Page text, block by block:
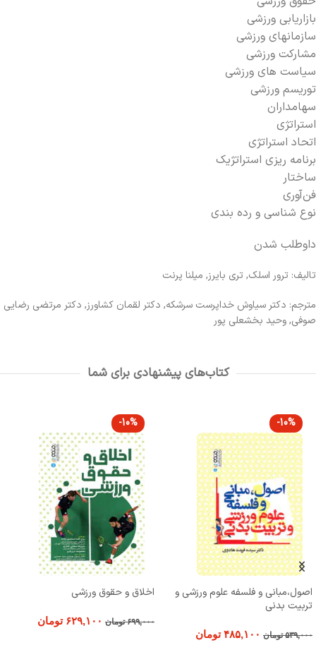
بازاریابی ورزشی
سازمان‏های ورزشی
مشارکت ورزشی
سیاست‏ های ورزشی
توریسم ورزشی
سهامداران
استراتژی
اتحاد استراتژی
برنامه ریزی استراتژیک
ساختار
فن‌آوری
نوع شناسی و رده بندی
داوطلب شدن
تالیف: ترور اسلک, تری بایرز, میلنا پرنت
مترجم: دکتر سیاوش خداپرست سرشکه, دکتر لقمان کشاورز, دکتر مرتضی رضایی
صوفی, وحید بخشعلی پور
کتاب‌های پیشنهادی برای شما
-10%
اصول،مبانی و فلسفه علوم ورزشی و
تربیت بدنی
۵۳۹,۰۰۰ تومان ۴۸۵,۱۰۰ تومان
-10%
اخلاق و حقوق ورزشی
۶۹۹,۰۰۰ تومان ۶۲۹,۱۰۰ تومان